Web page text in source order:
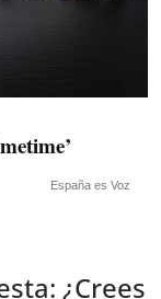
España es Voz
¿Crees